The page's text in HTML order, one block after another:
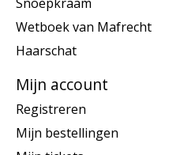
Wetboek van Mafrecht
Haarschat
Mijn account
Registreren
Mijn bestellingen